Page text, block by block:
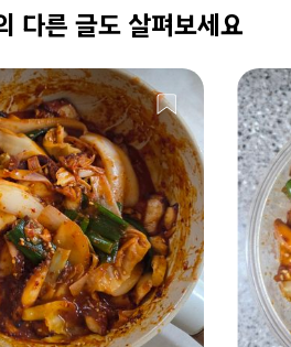
다른 글도 살펴보세요